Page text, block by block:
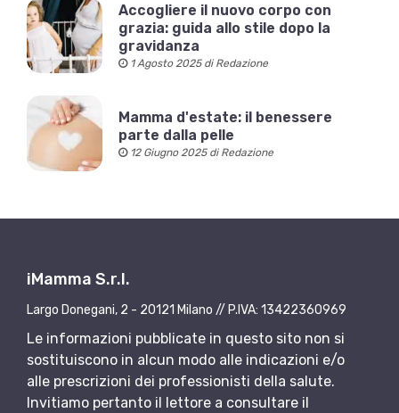
Accogliere il nuovo corpo con
grazia: guida allo stile dopo la
gravidanza
1 Agosto 2025 di Redazione
Mamma d'estate: il benessere
parte dalla pelle
12 Giugno 2025 di Redazione
iMamma S.r.l.
Largo Donegani, 2 - 20121 Milano // P.IVA: 13422360969
Le informazioni pubblicate in questo sito non si
sostituiscono in alcun modo alle indicazioni e/o
alle prescrizioni dei professionisti della salute.
Invitiamo pertanto il lettore a consultare il